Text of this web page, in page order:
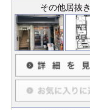
その他居抜き